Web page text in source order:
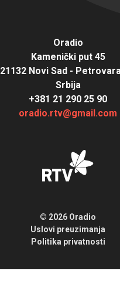
Oradio
Kamenički put 45
21132 Novi Sad -
Srbija
+381 21 290 25 90
oradio.rtv@gmail.com
© 2026 Oradio
Uslovi preuzimanja
Politika privatnosti